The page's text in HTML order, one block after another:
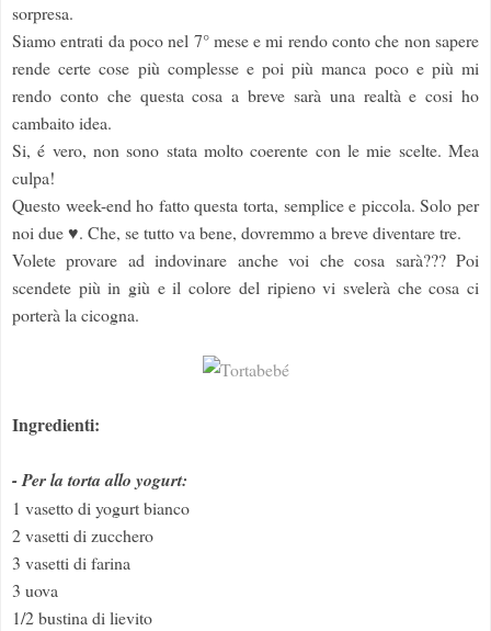
sorpresa.
Siamo entrati da poco nel 7° mese e mi rendo conto che non sapere
rende certe cose più complesse e poi più manca poco e più mi
rendo conto che questa cosa a breve sarà una realtà e cosi ho
cambaito idea.
Si, é vero, non sono stata molto coerente con le mie scelte. Mea
culpa!
Questo week-end ho fatto questa torta, semplice e piccola. Solo per
noi due ♥. Che, se tutto va bene, dovremmo a breve diventare tre.
Volete provare ad indovinare anche voi che cosa sarà??? Poi
scendete più in giù e il colore del ripieno vi svelerà che cosa ci
porterà la cicogna.
Ingredienti:
- Per la torta allo yogurt:
1 vasetto di yogurt bianco
2 vasetti di zucchero
3 vasetti di farina
3 uova
1/2 bustina di lievito